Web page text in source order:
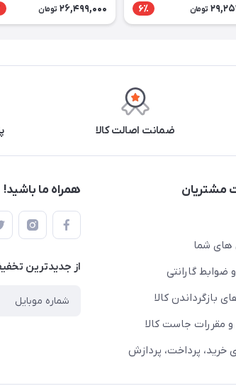
تومان 6٪ 26,499,000 تومان
ضمانت اصالت کالا
مشتریان
شما
ضوابط گارانتی
بازگرداندن کالا
و مقررات جاست کالا
خرید، پرداخت، پردازش
همراه ما باشید!
از جدید‌ترین